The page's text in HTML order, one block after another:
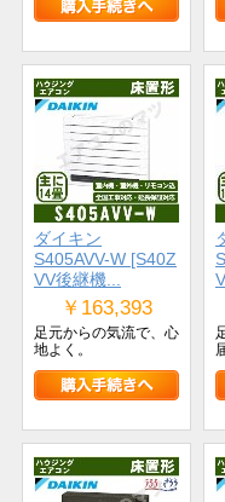
ダイキン
S405AVV-W [S40Z
VV後継機...
￥163,393
足元からの気流で、心
地よく。